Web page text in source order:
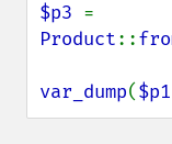
$p3
Product::
var_dump($p1